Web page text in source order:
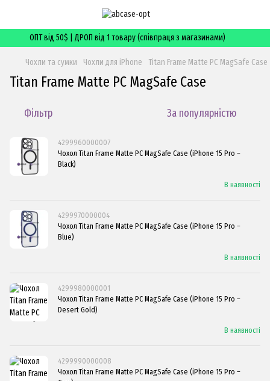
ОПТ від 50$ | ДРОП від 1 товару (співпраця з магазинами)
Чохли та сумки Чохли для iPhone Titan Frame Matte PC MagSafe Case
Titan Frame Matte PC MagSafe Case
Фільтр За популярністю
4299960000007
Чохол Titan Frame Matte PC MagSafe Case (iPhone 15 Pro –
Black)
В наявності
4299970000004
Чохол Titan Frame Matte PC MagSafe Case (iPhone 15 Pro –
Blue)
В наявності
4299980000001
Чохол Titan Frame Matte PC MagSafe Case (iPhone 15 Pro –
Desert Gold)
В наявності
4299990000008
Чохол Titan Frame Matte PC MagSafe Case (iPhone 15 Pro –